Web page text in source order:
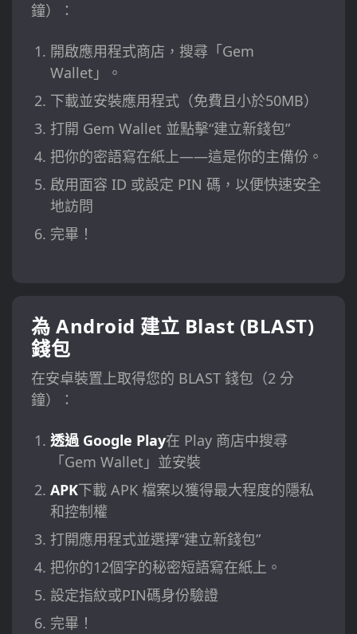
鐘）：
開啟應用程式商店，搜尋「Gem
Wallet」。
下載並安裝應用程式（免費且小於50MB）
打開 Gem Wallet 並點擊“建立新錢包”
把你的密語寫在紙上——這是你的主備份。
啟用面容 ID 或設定 PIN 碼，以便快速安全
地訪問
完畢！
為 Android 建立 Blast (BLAST)
錢包
在安卓裝置上取得您的 BLAST 錢包（2 分
鐘）：
透過 Google Play在 Play 商店中搜尋
「Gem Wallet」並安裝
APK下載 APK 檔案以獲得最大程度的隱私
和控制權
打開應用程式並選擇“建立新錢包”
把你的12個字的秘密短語寫在紙上。
設定指紋或PIN碼身份驗證
完畢！